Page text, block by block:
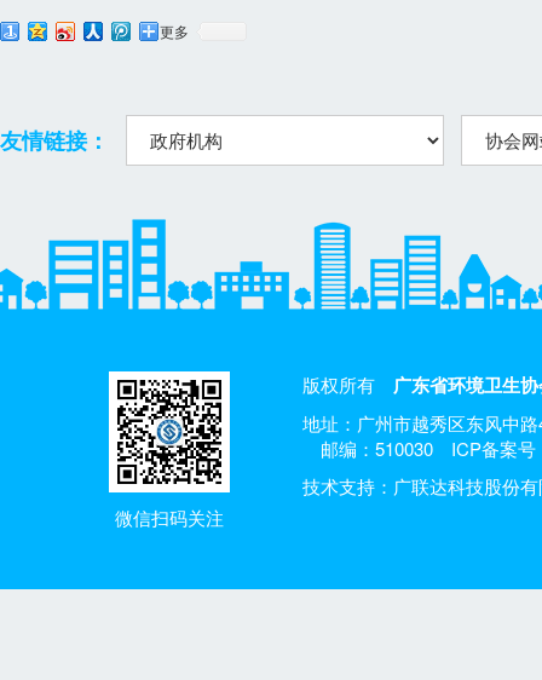
更多
友情链接：
微信扫码关注
版权所有 广东省环境卫生
地址：广州市越秀区东风中
邮编：510030
ICP备案号
技术支持：广联达科技股份